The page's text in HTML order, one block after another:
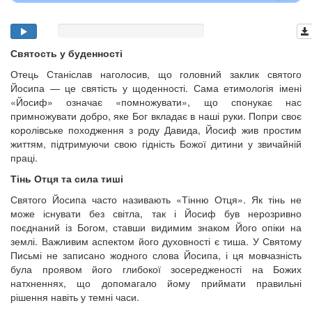
Святость у буденності
Отець Станіслав наголосив, що головний заклик святого
Йосипа — це святість у щоденності. Сама етимологія імені
«Йосиф» означає «помножувати», що спонукає нас
примножувати добро, яке Бог вкладає в наші руки. Попри своє
королівське походження з роду Давида, Йосиф жив простим
життям, підтримуючи свою гідність Божої дитини у звичайній
праці.
Тінь Отця та сила тиші
Святого Йосипа часто називають «Тінню Отця». Як тінь не
може існувати без світла, так і Йосиф був нерозривно
поєднаний із Богом, ставши видимим знаком Його опіки на
землі. Важливим аспектом його духовності є тиша. У Святому
Письмі не записано жодного слова Йосипа, і ця мовчазність
була проявом його глибокої зосередженості на Божих
натхненнях, що допомагало йому приймати правильні
рішення навіть у темні часи.